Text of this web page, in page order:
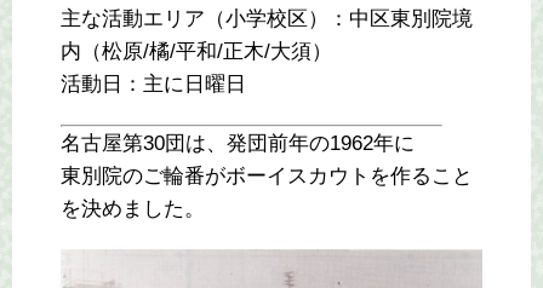
主な活動エリア（小学校区）：中区東別院境
内（松原/橘/平和/正木/大須）
活動日：主に日曜日
名古屋第30団は、発団前年の1962年に
東別院のご輪番がボーイスカウトを作ること
を決めました。